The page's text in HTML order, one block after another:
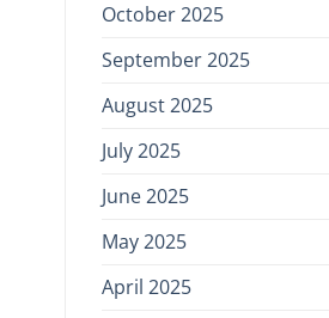
October 2025
September 2025
August 2025
July 2025
June 2025
May 2025
April 2025